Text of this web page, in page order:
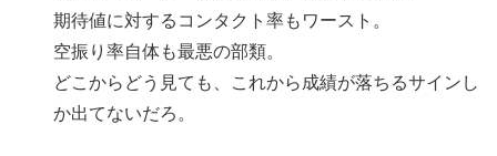
期待値に対するコンタクト率もワースト。
空振り率自体も最悪の部類。
どこからどう見ても、これから成績が落ちるサインし
か出てないだろ。